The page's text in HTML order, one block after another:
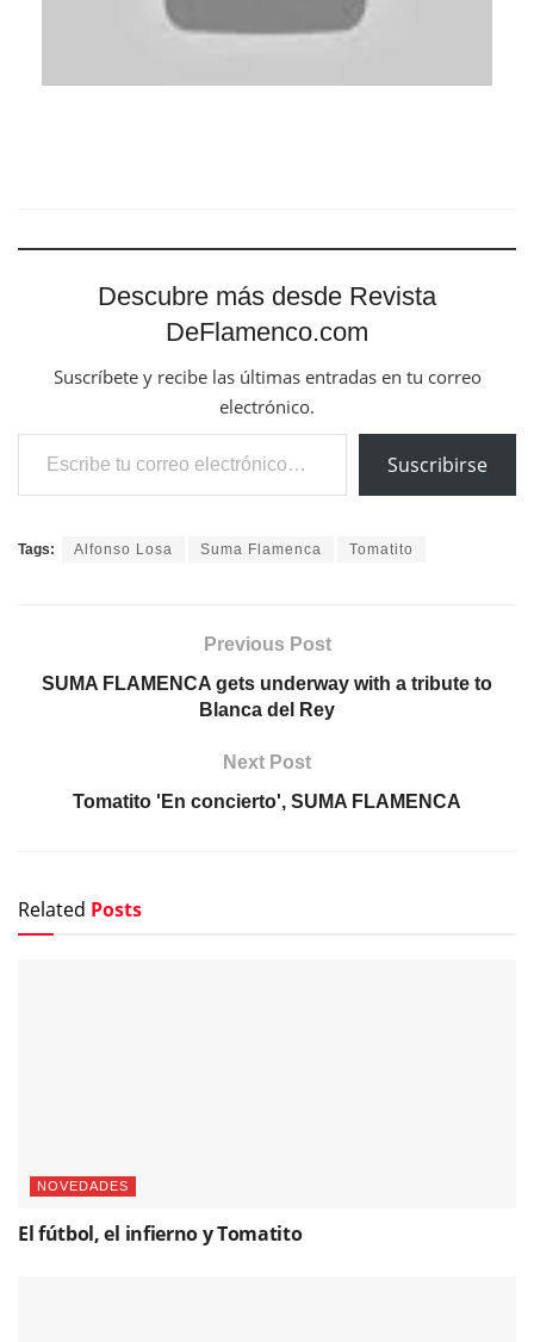
Descubre más desde Revista
DeFlamenco.com
Suscríbete y recibe las últimas entradas en tu correo
electrónico.
Escribe tu correo electrónico…
Suscribirse
Tags: Alfonso Losa Suma Flamenca Tomatito
Previous Post
SUMA FLAMENCA gets underway with a tribute to
Blanca del Rey
Next Post
Tomatito 'En concierto', SUMA FLAMENCA
Related Posts
NOVEDADES
El fútbol, el infierno y Tomatito